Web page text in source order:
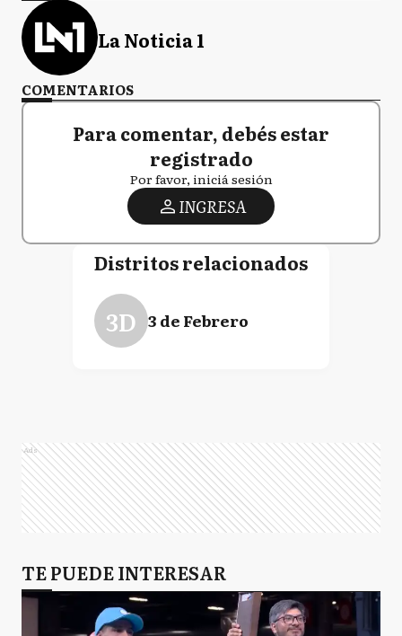
La Noticia 1
COMENTARIOS
Para comentar, debés estar
registrado
Por favor, iniciá sesión
INGRESA
Distritos relacionados
3D 3 de Febrero
Ads
TE PUEDE INTERESAR